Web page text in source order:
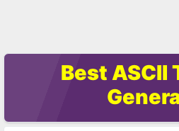
Best ASCII